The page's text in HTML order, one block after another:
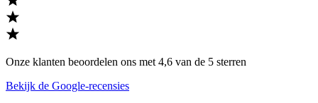
Onze klanten beoordelen ons met 4,6 van de 5 sterren
Bekijk de Google-recensies